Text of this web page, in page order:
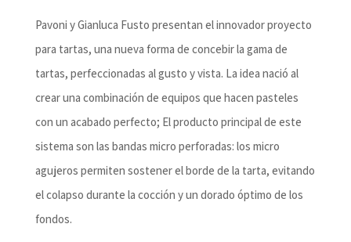
Pavoni y Gianluca Fusto presentan el innovador proyecto
para tartas, una nueva forma de concebir la gama de
tartas, perfeccionadas al gusto y vista. La idea nació al
crear una combinación de equipos que hacen pasteles
con un acabado perfecto; El producto principal de este
sistema son las bandas micro perforadas: los micro
agujeros permiten sostener el borde de la tarta, evitando
el colapso durante la cocción y un dorado óptimo de los
fondos.